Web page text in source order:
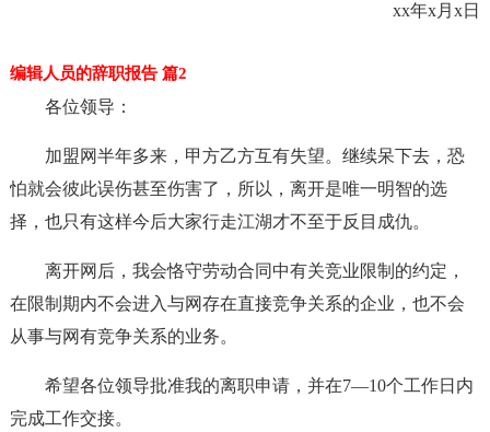
xx年x月x日
编辑人员的辞职报告 篇2
各位领导：
加盟网半年多来，甲方乙方互有失望。继续呆下去，恐
怕就会彼此误伤甚至伤害了，所以，离开是唯一明智的选
择，也只有这样今后大家行走江湖才不至于反目成仇。
离开网后，我会恪守劳动合同中有关竞业限制的约定，
在限制期内不会进入与网存在直接竞争关系的企业，也不会
从事与网有竞争关系的业务。
希望各位领导批准我的离职申请，并在7—10个工作日内
完成工作交接。